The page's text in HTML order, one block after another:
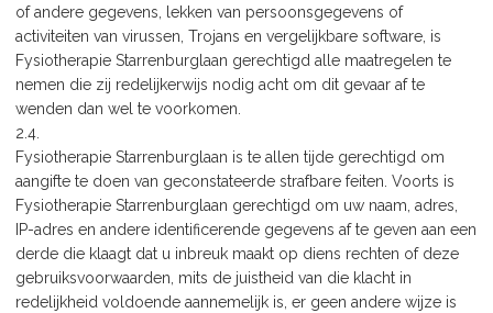
of andere gegevens, lekken van persoonsgegevens of
activiteiten van virussen, Trojans en vergelijkbare software, is
Fysiotherapie Starrenburglaan gerechtigd alle maatregelen te
nemen die zij redelijkerwijs nodig acht om dit gevaar af te
wenden dan wel te voorkomen.
2.4.
Fysiotherapie Starrenburglaan is te allen tijde gerechtigd om
aangifte te doen van geconstateerde strafbare feiten. Voorts is
Fysiotherapie Starrenburglaan gerechtigd om uw naam, adres,
IP-adres en andere identificerende gegevens af te geven aan een
derde die klaagt dat u inbreuk maakt op diens rechten of deze
gebruiksvoorwaarden, mits de juistheid van die klacht in
redelijkheid voldoende aannemelijk is, er geen andere wijze is